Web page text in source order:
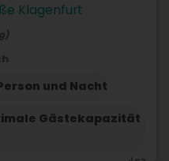
Klagenfurt
und Nacht
Gästekapazität